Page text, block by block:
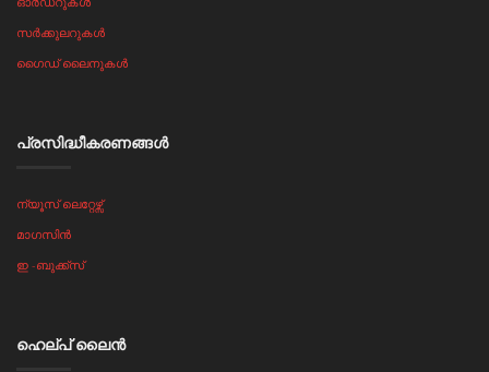
സർക്കുലറുകൾ
ഗൈഡ് ലൈനുകൾ
പ്രസിദ്ധീകരണങ്ങൾ
ന്യൂസ് ലെറ്റേഴ്സ്
മാഗസിൻ
ഇ -ബുക്ക്സ്
ഹെല്പ് ലൈൻ